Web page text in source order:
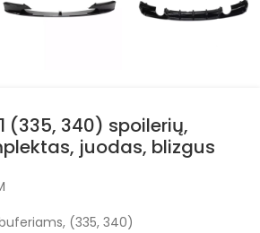
(335, 340) spoilerių,
juodas, blizgus
(335, 340)